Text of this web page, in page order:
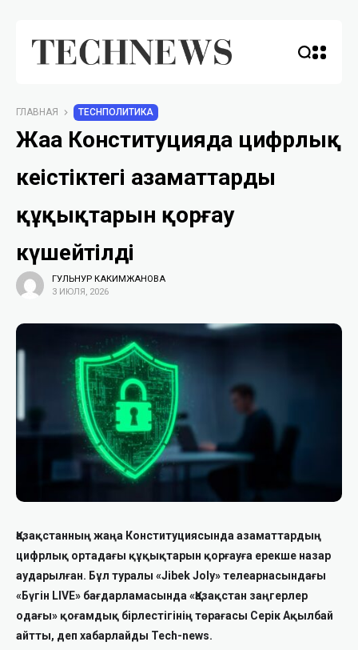
ГЛАВНАЯ TECHПОЛИТИКА
Жаңа Конституцияда цифрлық
кеңістіктегі азаматтардың
құқықтарын қорғау
күшейтілді
ГУЛЬНУР КАКИМЖАНОВА
3 ИЮЛЯ, 2026
Қазақстанның жаңа Конституциясында азаматтардың
цифрлық ортадағы құқықтарын қорғауға ерекше назар
аударылған. Бұл туралы «Jibek Joly» телеарнасындағы
«Бүгін LIVE» бағдарламасында «Қазақстан заңгерлер
одағы» қоғамдық бірлестігінің төрағасы Серік Ақылбай
айтты, деп хабарлайды Tech-news.